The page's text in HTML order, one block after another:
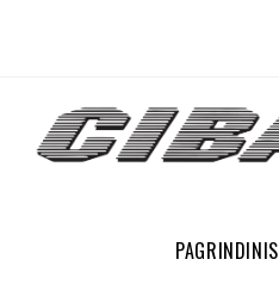
PAGRINDINIS